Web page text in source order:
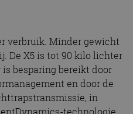
verbruik. Minder gewicht
De X5 is tot 90 kilo lichter
besparing bereikt door
en door de
in